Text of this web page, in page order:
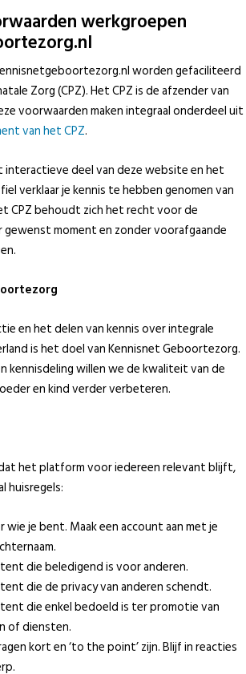
werkgroepen
worden gefaciliteerd
Zorg (CPZ). Het CPZ is de afzender van
voorwaarden maken integraal onderdeel uit
van het CPZ.
deel van deze website en het
verklaar je kennis te hebben genomen van
CPZ behoudt zich het recht voor de
moment en zonder voorafgaande
en het delen van kennis over integrale
is het doel van Kennisnet Geboortezorg.
kennisdeling willen we de kwaliteit van de
en kind verder verbeteren.
het platform voor iedereen relevant blijft,
huisregels:
wie je bent. Maak een account aan met je
die beledigend is voor anderen.
die de privacy van anderen schendt.
die enkel bedoeld is ter promotie van
of diensten.
kort en ‘to the point’ zijn. Blijf in reacties